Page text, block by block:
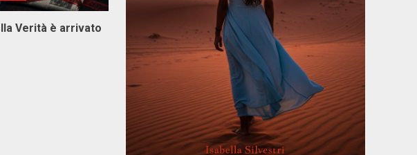
Verità è arrivato